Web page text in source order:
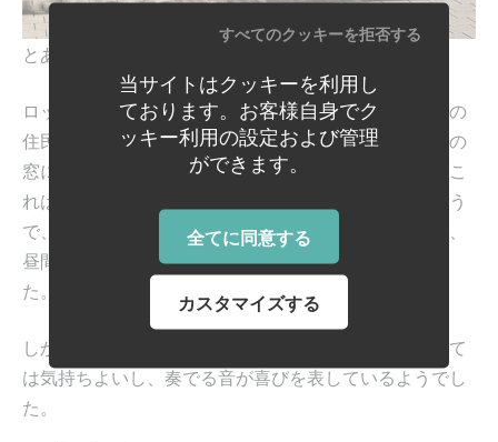
とある街角にはためく、金色の装飾。
ロックダウンの最中、通りを挟んで向き合うアパートの
住民同士が、色とりどりの布で作った長い帯をを互いの
窓に結び合って道を飾り、連帯を表していましたが、こ
れは何の意味があるのでしょう？材質は紙ではないよう
で、風が吹くたび「パタパタ」と大きな音がしていて、
昼間は良いけど夜はうるさいのではないかと思いまし
た。
しかし、晴天に金が良く映えて、単なる通行人にとって
は気持ちよいし、奏でる音が喜びを表しているようでし
た。
当サイトはクッキーを利用し
ております。お客様自身でク
ッキー利用の設定および管理
ができます。
全てに同意する
すべてのクッキーを拒否する
カスタマイズする